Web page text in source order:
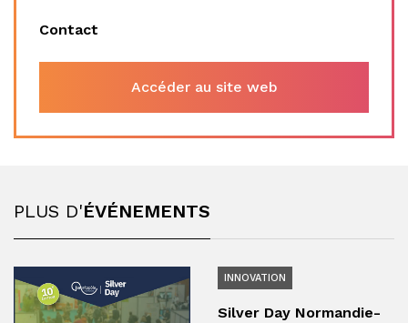
Contact
Accéder au site web
PLUS D'ÉVÉNEMENTS
INNOVATION
Silver Day Normandie-